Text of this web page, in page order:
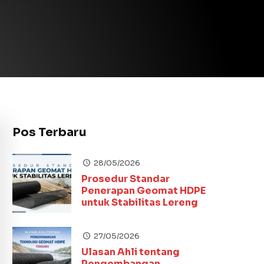
Pos Terbaru
28/05/2026
Prosedur Standar
Penerapan Geomat HDPE
untuk Stabilitas Lereng
27/05/2026
Ulasan Ahli tentang